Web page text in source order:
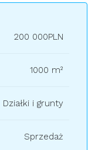
200 000PLN
1000 m²
Działki i grunty
Sprzedaż